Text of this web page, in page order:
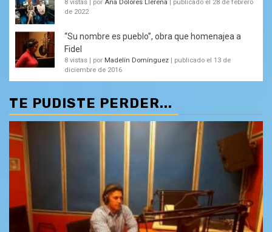
8 vistas por Ana Dolores Llerena
publicado el 28 de febrero
de 2022
“Su nombre es pueblo”, obra que homenajea a
Fidel
8 vistas por Madelín Domínguez
publicado el 13 de
diciembre de 2016
TE PUDISTE PERDER...